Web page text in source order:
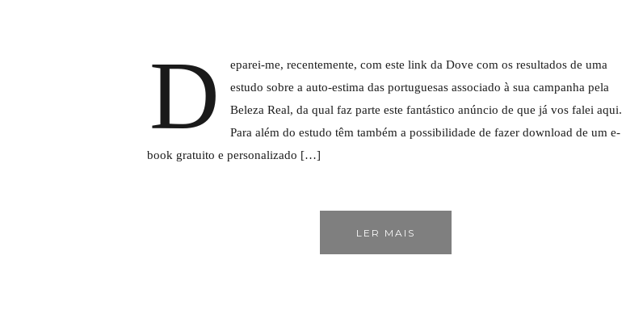
D
eparei-me, recentemente, com este link da Dove com os resultados de uma
estudo sobre a auto-estima das portuguesas associado à sua campanha pela
Beleza Real, da qual faz parte este fantástico anúncio de que já vos falei aqui.
Para além do estudo têm também a possibilidade de fazer download de um e-
book gratuito e personalizado […]
LER MAIS